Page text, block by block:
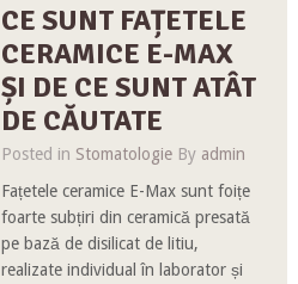
CE SUNT FAȚETELE
CERAMICE E-MAX
ȘI DE CE SUNT ATÂT
DE CĂUTATE
Posted in Stomatologie By admin
Fațetele ceramice E-Max sunt foițe
foarte subțiri din ceramică presată
pe bază de disilicat de litiu,
realizate individual în laborator și